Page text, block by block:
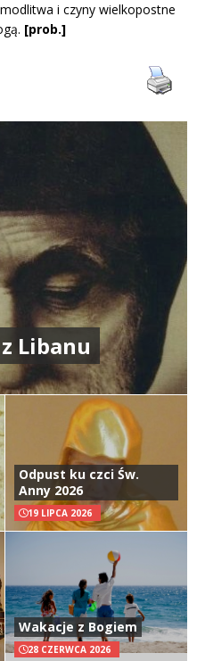
i czyny wielkopostne
[prob.]
Libanu
Odpust ku czci Św.
Anny 2026
19 LIPCA 2026
Wakacje z Bogiem
28 CZERWCA 2026